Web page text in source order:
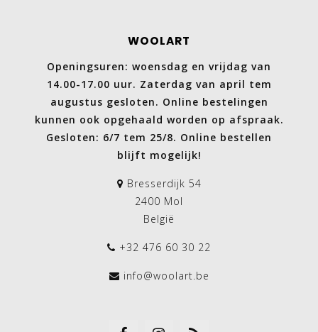
WOOLART
Openingsuren: woensdag en vrijdag van
14.00-17.00 uur. Zaterdag van april tem
augustus gesloten. Online bestelingen
kunnen ook opgehaald worden op afspraak.
Gesloten: 6/7 tem 25/8. Online bestellen
blijft mogelijk!
Bresserdijk 54
2400 Mol
België
+32 476 60 30 22
info@woolart.be